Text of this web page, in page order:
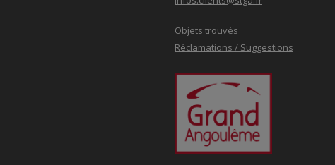
Objets trouvés
Réclamations / Suggestions